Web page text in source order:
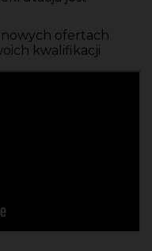
ofertach
kwalifikacji